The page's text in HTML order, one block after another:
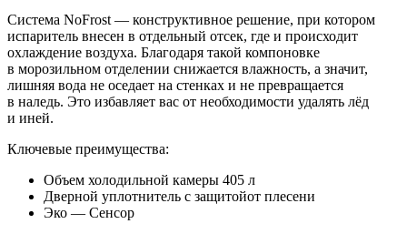
Система NoFrost — конструктивное решение, при котором
испаритель внесен в отдельный отсек, где и происходит
охлаждение воздуха. Благодаря такой компоновке
в морозильном отделении снижается влажность, а значит,
лишняя вода не оседает на стенках и не превращается
в наледь. Это избавляет вас от необходимости удалять лёд
и иней.
Ключевые преимущества:
Объем холодильной камеры 405 л
Дверной уплотнитель с защитойот плесени
Эко — Сенсор